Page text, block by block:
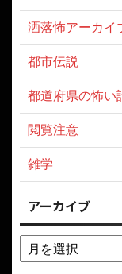
怖い話
意味がわかると
未分類
洒落怖アーカイブ
都市伝説
閲覧注意
雑学